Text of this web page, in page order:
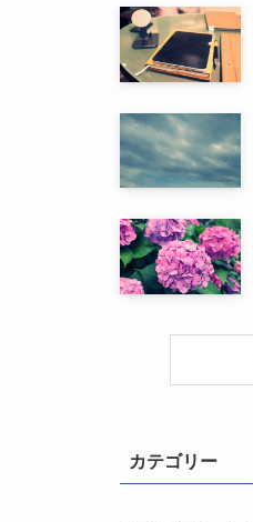
カテゴリー